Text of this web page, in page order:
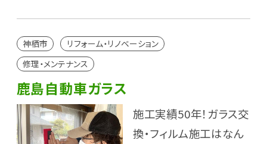
神栖市
リフォーム・リノベーション
修理・メンテナンス
鹿島自動車ガラス
施工実績50年！ガラス交
換・フィルム施工はなん